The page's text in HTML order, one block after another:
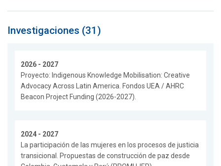
Investigaciones (31)
2026 - 2027
Proyecto: Indigenous Knowledge Mobilisation: Creative
Advocacy Across Latin America. Fondos UEA / AHRC
Beacon Project Funding (2026-2027).
2024 - 2027
La participación de las mujeres en los procesos de justicia
transicional. Propuestas de construcción de paz desde